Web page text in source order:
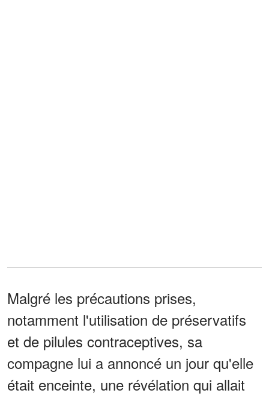
Malgré les précautions prises,
notamment l'utilisation de préservatifs
et de pilules contraceptives, sa
compagne lui a annoncé un jour qu'elle
était enceinte, une révélation qui allait